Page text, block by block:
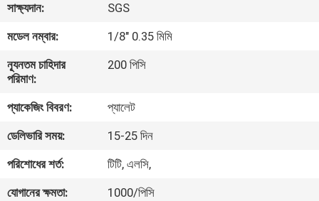
কারখানা
ভ্রমণ
নিয়ন্ত্রণ
যোগাযোগ
করুন
সাক্ষ্যদান:
SGS
মডেল নম্বার:
1/8" 0.35 মিমি
ন্যূনতম চাহিদার
পরিমাণ:
200 পিসি
প্যাকেজিং বিবরণ:
প্যালেট
ডেলিভারি সময়:
15-25 দিন
পরিশোধের শর্ত:
টিটি, এলসি,
যোগানের ক্ষমতা:
1000/পিসি